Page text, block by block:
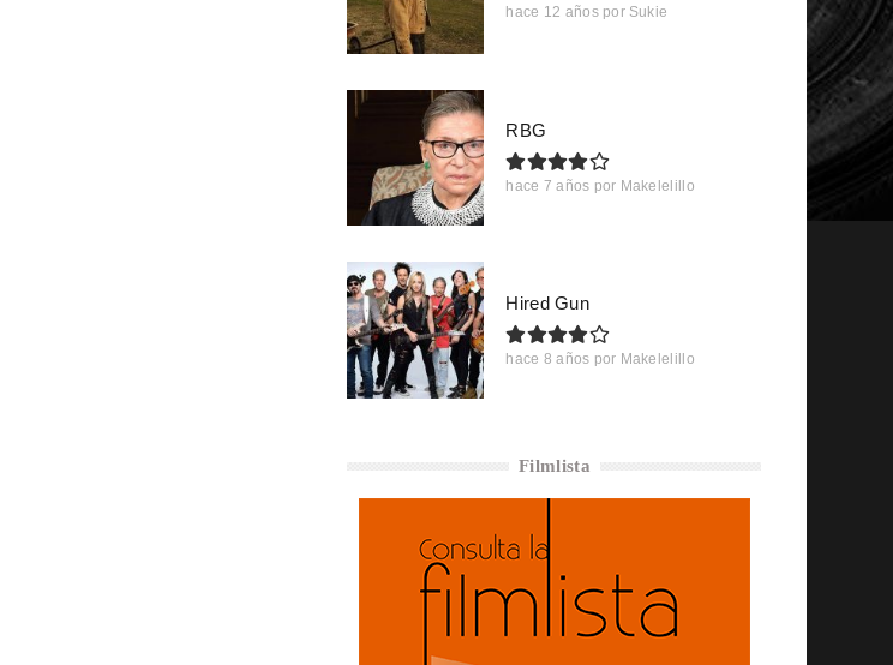
hace 12 años por Sukie
RBG
hace 7 años por Makelelillo
Hired Gun
hace 8 años por Makelelillo
Filmlista